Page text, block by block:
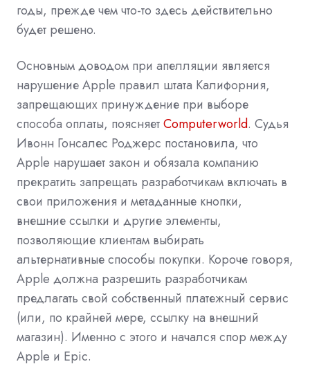
годы, прежде чем что-то здесь действительно
будет решено.
Основным доводом при апелляции является
нарушение Apple правил штата Калифорния,
запрещающих принуждение при выборе
способа оплаты, поясняетComputerworld. Судья
Ивонн Гонсалес Роджерс постановила, что
Apple нарушает закон и обязала компанию
прекратить запрещать разработчикам включать в
свои приложения и метаданные кнопки,
внешние ссылки и другие элементы,
позволяющие клиентам выбирать
альтернативные способы покупки. Короче говоря,
Apple должна разрешить разработчикам
предлагать свой собственный платежный сервис
(или, по крайней мере, ссылку на внешний
магазин). Именно с этого и начался спор между
Apple и Epic.